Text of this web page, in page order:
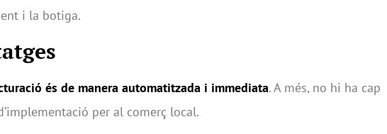
i la botiga.
és de manera automatitzada i immediata. A més, no hi ha cap
per al comerç local.